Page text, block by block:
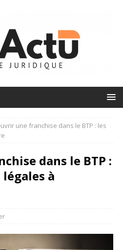
une franchise dans le BTP : les
dans le BTP :
à